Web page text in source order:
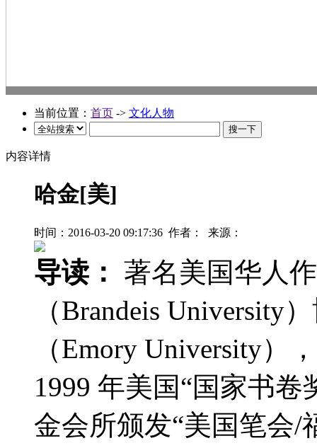
当前位置： 首页 -> 文化人物
内容详情
哈金[美]
时间：2016-03-20 09:17:36 作者： 来源：
导读： 著名美国华人
（Brandeis University
（Emory University）
1999 年美国“国家书
金会所颁发“美国笔会/